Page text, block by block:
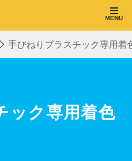
MENU
手びねりプラスチック専用着
ック専用着色